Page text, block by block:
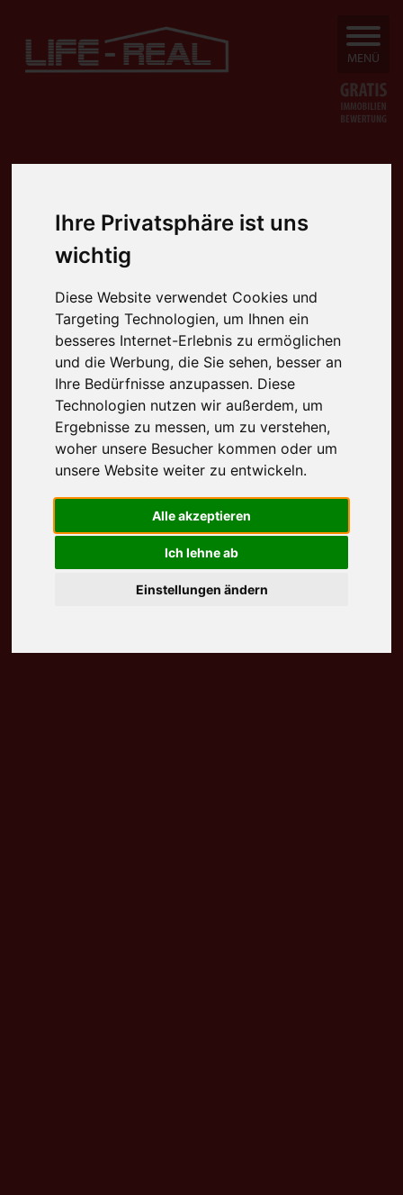
Ihre Privatsphäre ist uns
wichtig
Diese Website verwendet Cookies und
Targeting Technologien, um Ihnen ein
besseres Internet-Erlebnis zu ermöglichen
und die Werbung, die Sie sehen, besser an
Ihre Bedürfnisse anzupassen. Diese
Technologien nutzen wir außerdem, um
Ergebnisse zu messen, um zu verstehen,
woher unsere Besucher kommen oder um
unsere Website weiter zu entwickeln.
Alle akzeptieren
Ich lehne ab
Einstellungen ändern
MENÜ
SUCHEN